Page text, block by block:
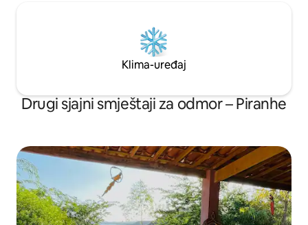
Klima-uređaj
Drugi sjajni smještaji za odmor – Piranhe